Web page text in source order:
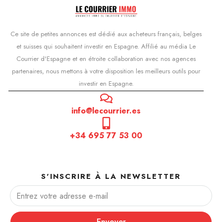
Ce site de petites annonces est dédié aux acheteurs français, belges
et suisses qui souhaitent investir en Espagne. Affilié au média Le
Courrier d'Espagne et en étroite collaboration avec nos agences
partenaires, nous mettons à votre disposition les meilleurs outils pour
investir en Espagne.
info@lecourrier.es
+34 695 77 53 00
S'INSCRIRE À LA NEWSLETTER